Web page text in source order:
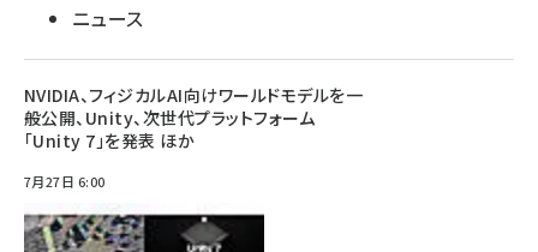
ニュース
NVIDIA、フィジカルAI向けワールドモデルを一
般公開、Unity、次世代プラットフォーム
「Unity 7」を発表 ほか
7月27日 6:00